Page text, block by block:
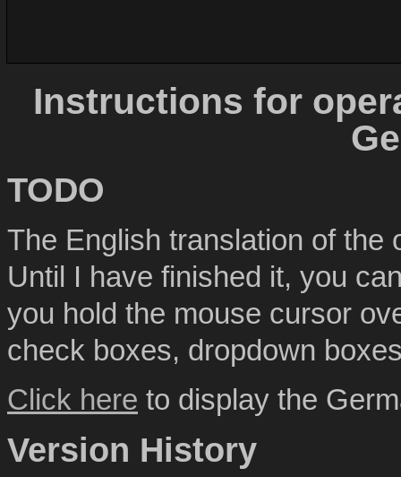
Instructions for
TODO
The English translation of the
Until I have finished it, you
you hold the mouse cursor
check boxes, dropdown
Click here to display the
Version History